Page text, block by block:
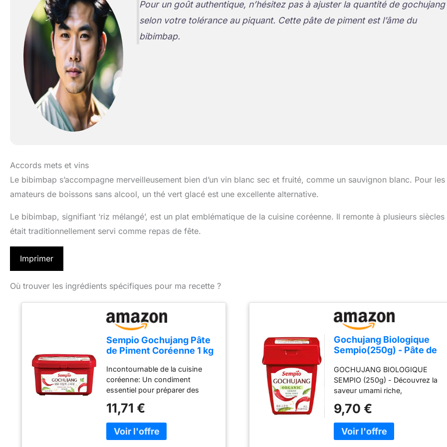
Pour un goût authentique, n’hésitez pas à ajuster la quantité de gochujang
selon votre tolérance au piquant. Cette pâte de piment est l’âme du
bibimbap.
Accords mets et vins
Le bibimbap s’accompagne merveilleusement bien d’un vin blanc sec et fruité, comme un sauvignon blanc. Pour les
amateurs de boissons sans alcool, un thé vert glacé est une excellente alternative.
Le bibimbap, signifiant ‘riz mélangé’, est un plat emblématique de la cuisine coréenne. Il remonte à plusieurs siècles
était traditionnellement servi comme repas de fête.
Imprimer
Où trouver les ingrédients spécifiques pour ma recette ?
Sempio Gochujang Pâte
de Piment Coréenne 1 kg
Incontournable de la cuisine
coréenne: Un condiment
essentiel pour préparer des
Origine du produit: Fabriqué en
Corée du Sud pour garantir
l'authenticité et la qualité
traditionnelle Profil de saveur
11,71 €
Gochujang Biologique
Sempio(250g) - Pâte de
Douce, Savoureuse &
Épicée. Sauce Premium
aux Poivrons Rouges
pour Tteokbokki, Cuisine
Coréenne. Végétalienne,
Non-OGM
GOCHUJANG BIOLOGIQUE
SEMPIO (250g) - Découvrez la
saveur umami riche,
notre gochujang primé.
Fabriqué avec des poivrons
rouges séchés au soleil
soigneusement sélectionnés,
9,70 €